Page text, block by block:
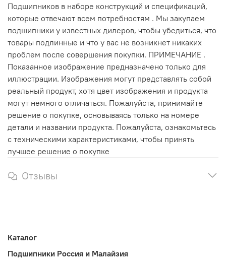
Подшипников в наборе конструкций и спецификаций,
которые отвечают всем потребностям . Мы закупаем
подшипники у известных дилеров, чтобы убедиться, что
товары подлинные и что у вас не возникнет никаких
проблем после совершения покупки. ПРИМЕЧАНИЕ .
Показанное изображение предназначено только для
иллюстрации. Изображения могут представлять собой
реальный продукт, хотя цвет изображения и продукта
могут немного отличаться. Пожалуйста, принимайте
решение о покупке, основываясь только на номере
детали и названии продукта. Пожалуйста, ознакомьтесь
с техническими характеристиками, чтобы принять
лучшее решение о покупке
Отзывы
Каталог
Подшипники Россия и Малайзия